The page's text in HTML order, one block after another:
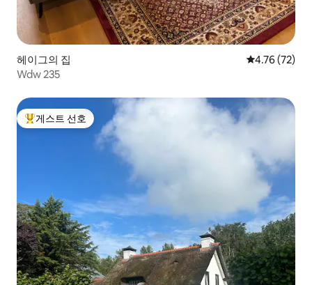
헤이그의 집 평점 4.76점
4.76 (72)
Wdw 235
상위 게스트 선호
게스트 선호